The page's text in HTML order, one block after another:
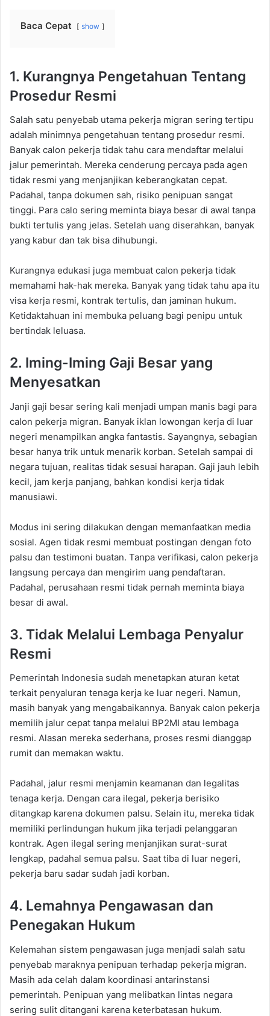
Baca Cepat show
1. Kurangnya Pengetahuan Tentang
Prosedur Resmi
Salah satu penyebab utama pekerja migran sering tertipu
adalah minimnya pengetahuan tentang prosedur resmi.
Banyak calon pekerja tidak tahu cara mendaftar melalui
jalur pemerintah. Mereka cenderung percaya pada agen
tidak resmi yang menjanjikan keberangkatan cepat.
Padahal, tanpa dokumen sah, risiko penipuan sangat
tinggi. Para calo sering meminta biaya besar di awal tanpa
bukti tertulis yang jelas. Setelah uang diserahkan, banyak
yang kabur dan tak bisa dihubungi.
Kurangnya edukasi juga membuat calon pekerja tidak
memahami hak-hak mereka. Banyak yang tidak tahu apa itu
visa kerja resmi, kontrak tertulis, dan jaminan hukum.
Ketidaktahuan ini membuka peluang bagi penipu untuk
bertindak leluasa.
2. Iming-Iming Gaji Besar yang
Menyesatkan
Janji gaji besar sering kali menjadi umpan manis bagi para
calon pekerja migran. Banyak iklan lowongan kerja di luar
negeri menampilkan angka fantastis. Sayangnya, sebagian
besar hanya trik untuk menarik korban. Setelah sampai di
negara tujuan, realitas tidak sesuai harapan. Gaji jauh lebih
kecil, jam kerja panjang, bahkan kondisi kerja tidak
manusiawi.
Modus ini sering dilakukan dengan memanfaatkan media
sosial. Agen tidak resmi membuat postingan dengan foto
palsu dan testimoni buatan. Tanpa verifikasi, calon pekerja
langsung percaya dan mengirim uang pendaftaran.
Padahal, perusahaan resmi tidak pernah meminta biaya
besar di awal.
3. Tidak Melalui Lembaga Penyalur
Resmi
Pemerintah Indonesia sudah menetapkan aturan ketat
terkait penyaluran tenaga kerja ke luar negeri. Namun,
masih banyak yang mengabaikannya. Banyak calon pekerja
memilih jalur cepat tanpa melalui BP2MI atau lembaga
resmi. Alasan mereka sederhana, proses resmi dianggap
rumit dan memakan waktu.
Padahal, jalur resmi menjamin keamanan dan legalitas
tenaga kerja. Dengan cara ilegal, pekerja berisiko
ditangkap karena dokumen palsu. Selain itu, mereka tidak
memiliki perlindungan hukum jika terjadi pelanggaran
kontrak. Agen ilegal sering menjanjikan surat-surat
lengkap, padahal semua palsu. Saat tiba di luar negeri,
pekerja baru sadar sudah jadi korban.
4. Lemahnya Pengawasan dan
Penegakan Hukum
Kelemahan sistem pengawasan juga menjadi salah satu
penyebab maraknya penipuan terhadap pekerja migran.
Masih ada celah dalam koordinasi antarinstansi
pemerintah. Penipuan yang melibatkan lintas negara
sering sulit ditangani karena keterbatasan hukum.